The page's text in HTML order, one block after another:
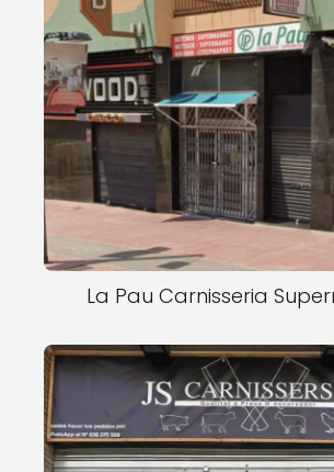
La Pau Carnisseria